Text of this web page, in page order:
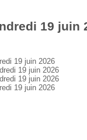
19 juin
19 juin 2026
19 juin 2026
19 juin 2026
19 juin 2026